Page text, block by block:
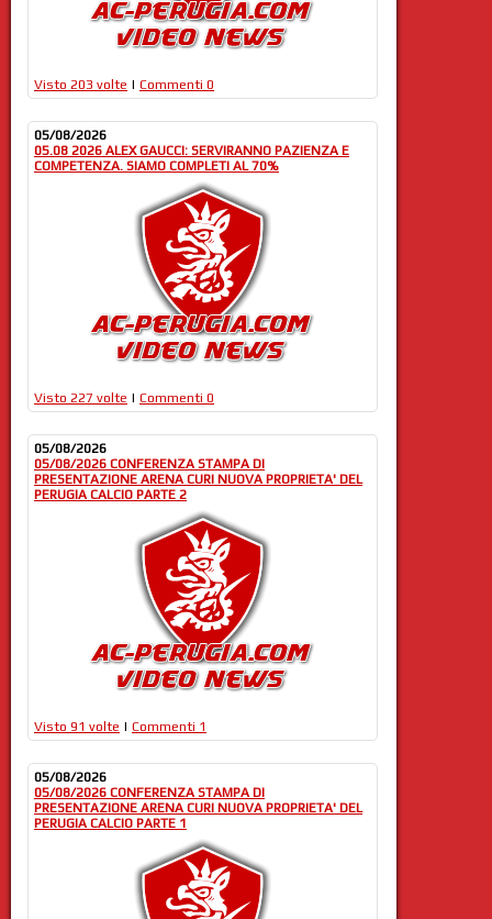
Visto 203 volte | Commenti 0
05/08/2026
05.08 2026 ALEX GAUCCI: SERVIRANNO PAZIENZA E
COMPETENZA. SIAMO COMPLETI AL 70%
Visto 227 volte | Commenti 0
05/08/2026
05/08/2026 CONFERENZA STAMPA DI
PRESENTAZIONE ARENA CURI NUOVA PROPRIETA' DEL
PERUGIA CALCIO PARTE 2
Visto 91 volte | Commenti 1
05/08/2026
05/08/2026 CONFERENZA STAMPA DI
PRESENTAZIONE ARENA CURI NUOVA PROPRIETA' DEL
PERUGIA CALCIO PARTE 1